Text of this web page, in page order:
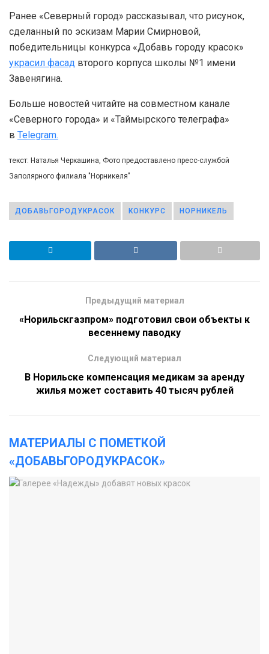
Ранее «Северный город» рассказывал, что рисунок,
сделанный по эскизам Марии Смирновой,
победительницы конкурса «Добавь городу красок»
украсил фасад второго корпуса школы №1 имени
Завенягина.
Больше новостей читайте на совместном канале
«Северного города» и «Таймырского телеграфа»
в Telegram.
текст: Наталья Черкашина, Фото предоставлено пресс-службой
Заполярного филиала "Норникеля"
ДОБАВЬГОРОДУКРАСОК КОНКУРС НОРНИКЕЛЬ
Предыдущий материал
«Норильскгазпром» подготовил свои объекты к
весеннему паводку
Следующий материал
В Норильске компенсация медикам за аренду
жилья может составить 40 тысяч рублей
МАТЕРИАЛЫ С ПОМЕТКОЙ
«ДОБАВЬГОРОДУКРАСОК»